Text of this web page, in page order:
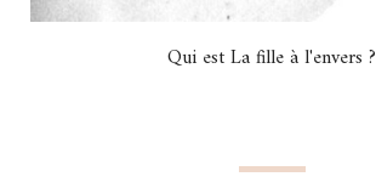
Qui est La fille à l'envers ?